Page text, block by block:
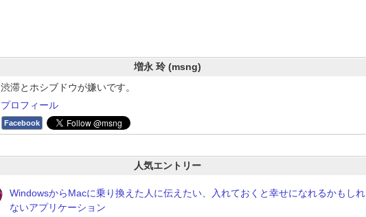
増永 玲 (msng)
渋滞とホシブドウが嫌いです。
プロフィール
Facebook
人気エントリー
WindowsからMacに乗り換えた人に伝えたい、入れておくと幸せになれるかもしれ
ないアプリケーション